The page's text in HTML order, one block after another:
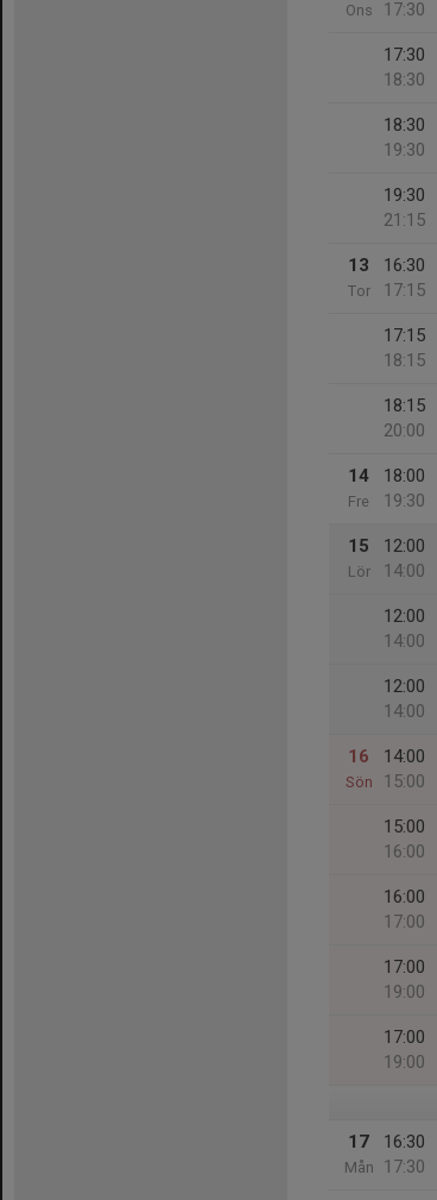
Ons
17:30
17:30
18:30
18:30
19:30
19:30
21:15
13
Tor
16:30
17:15
17:15
18:15
18:15
20:00
14
Fre
18:00
19:30
15
Lör
12:00
14:00
12:00
14:00
12:00
14:00
16
Sön
14:00
15:00
15:00
16:00
16:00
17:00
17:00
19:00
17:00
19:00
17
Mån
16:30
17:30